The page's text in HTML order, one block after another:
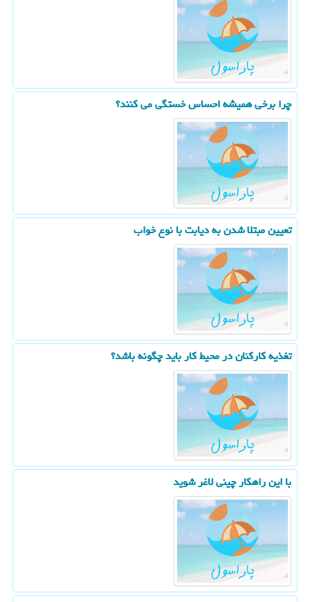
چرا برخی همیشه احساس خستگی می کنند؟
تعیین مبتلا شدن به دیابت با نوع خواب
تغذیه کارکنان در محیط کار باید چگونه باشد؟
با این راهکار چینی لاغر شوید